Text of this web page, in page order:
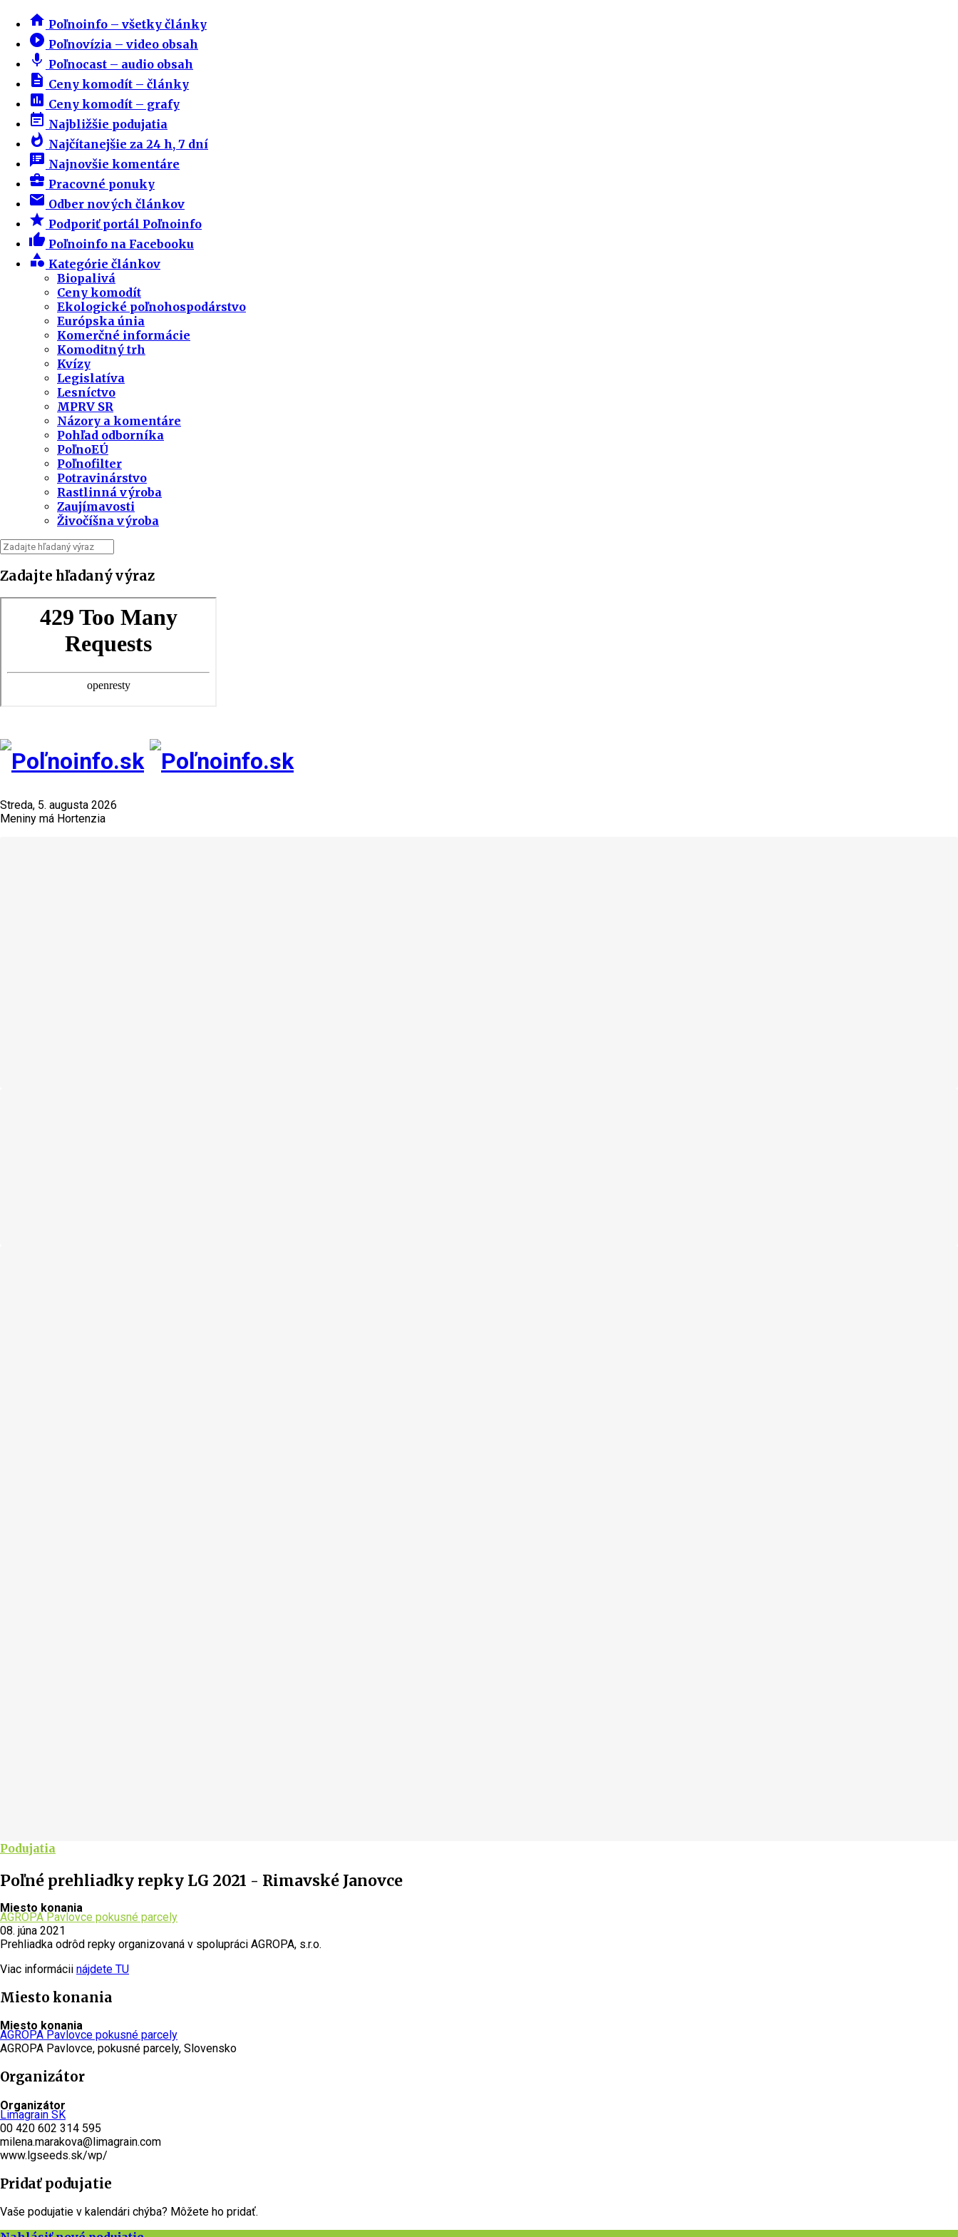
home Poľnoinfo – všetky články
play_circle_filled Poľnovízia – video obsah
mic Poľnocast – audio obsah
description Ceny komodít – články
insert_chart Ceny komodít – grafy
event_note Najbližšie podujatia
whatshot Najčítanejšie za 24 h, 7 dní
speaker_notes Najnovšie komentáre
business_center Pracovné ponuky
email Odber nových článkov
star Podporiť portál Poľnoinfo
thumb_up Poľnoinfo na Facebooku
category Kategórie článkov
Biopalivá
Ceny komodít
Ekologické poľnohospodárstvo
Európska únia
Komerčné informácie
Komoditný trh
Kvízy
Legislatíva
Lesníctvo
MPRV SR
Názory a komentáre
Pohľad odborníka
PoľnoEÚ
Poľnofilter
Potravinárstvo
Rastlinná výroba
Zaujímavosti
Živočíšna výroba
Zadajte hľadaný výraz
Streda, 5. augusta 2026
Meniny má Hortenzia
Podujatia
Poľné prehliadky repky LG 2021 - Rimavské Janovce
Miesto konania
AGROPA Pavlovce pokusné parcely
08. júna 2021
Prehliadka odrôd repky organizovaná v spolupráci AGROPA, s.r.o.
Viac informácii nájdete TU
Miesto konania
Miesto konania
AGROPA Pavlovce pokusné parcely
AGROPA Pavlovce, pokusné parcely, Slovensko
Organizátor
Organizátor
Limagrain SK
00 420 602 314 595
milena.marakova@limagrain.com
www.lgseeds.sk/wp/
Pridať podujatie
Vaše podujatie v kalendári chýba? Môžete ho pridať.